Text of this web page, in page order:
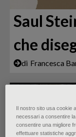
Saul
che
di Francesca
Il nostro sito usa cookie
necessari a consentire
consentire una migliore
effettuare statistiche